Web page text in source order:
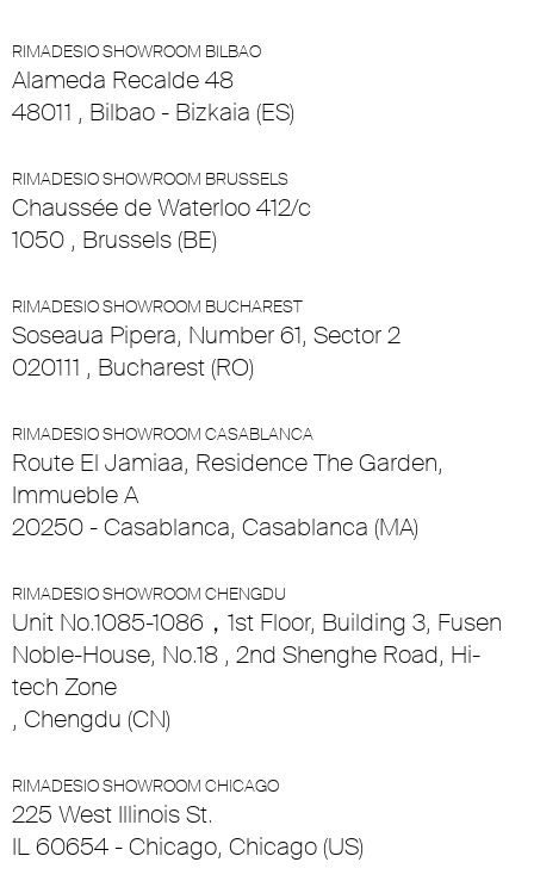
RIMADESIO SHOWROOM BILBAO
Alameda Recalde 48
48011 , Bilbao - Bizkaia (ES)
RIMADESIO SHOWROOM BRUSSELS
Chaussée de Waterloo 412/c
1050 , Brussels (BE)
RIMADESIO SHOWROOM BUCHAREST
Soseaua Pipera, Number 61, Sector 2
020111 , Bucharest (RO)
RIMADESIO SHOWROOM CASABLANCA
Route El Jamiaa, Residence The Garden,
Immueble A
20250 - Casablanca, Casablanca (MA)
RIMADESIO SHOWROOM CHENGDU
Unit No.1085-1086，1st Floor, Building 3, Fusen
Noble-House, No.18 , 2nd Shenghe Road, Hi-
tech Zone
, Chengdu (CN)
RIMADESIO SHOWROOM CHICAGO
225 West Illinois St.
IL 60654 - Chicago, Chicago (US)